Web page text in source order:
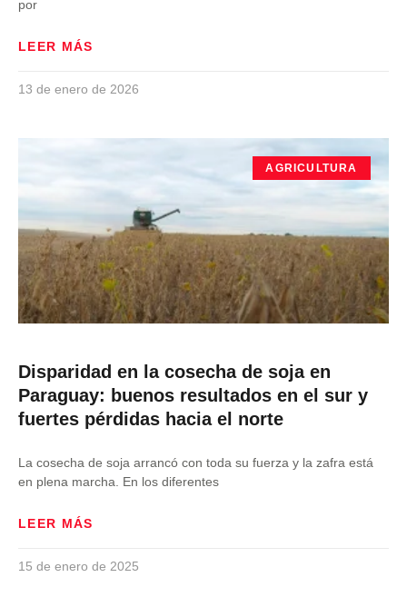
por
LEER MÁS
13 de enero de 2026
AGRICULTURA
Disparidad en la cosecha de soja en
Paraguay: buenos resultados en el sur y
fuertes pérdidas hacia el norte
La cosecha de soja arrancó con toda su fuerza y la zafra está
en plena marcha. En los diferentes
LEER MÁS
15 de enero de 2025